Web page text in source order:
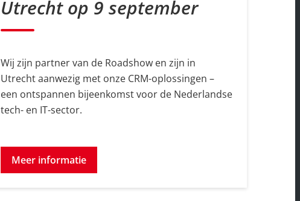
Utrecht op 9 september
Wij zijn partner van de Roadshow en zijn in
Utrecht aanwezig met onze CRM-oplossingen –
een ontspannen bijeenkomst voor de Nederlandse
tech- en IT-sector.
Meer informatie